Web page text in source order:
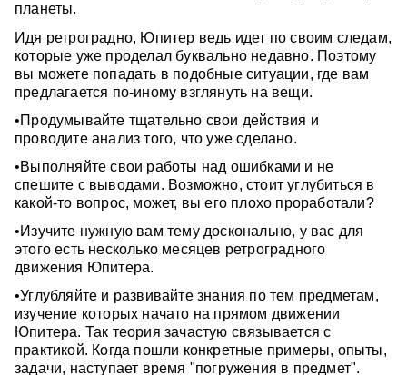
планеты.
Идя ретроградно, Юпитер ведь идет по своим следам,
которые уже проделал буквально недавно. Поэтому
вы можете попадать в подобные ситуации, где вам
предлагается по-иному взглянуть на вещи.
•Продумывайте тщательно свои действия и
проводите анализ того, что уже сделано.
•Выполняйте свои работы над ошибками и не
спешите с выводами. Возможно, стоит углубиться в
какой-то вопрос, может, вы его плохо проработали?
•Изучите нужную вам тему досконально, у вас для
этого есть несколько месяцев ретроградного
движения Юпитера.
•Углубляйте и развивайте знания по тем предметам,
изучение которых начато на прямом движении
Юпитера. Так теория зачастую связывается с
практикой. Когда пошли конкретные примеры, опыты,
задачи, наступает время "погружения в предмет".